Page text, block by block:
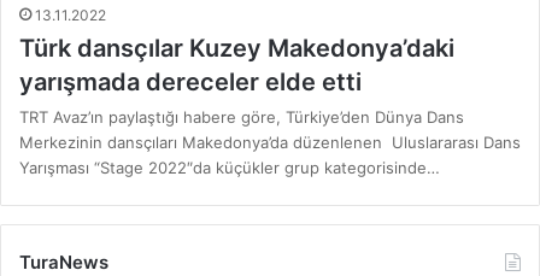
13.11.2022
Türk dansçılar Kuzey Makedonya’daki
yarışmada dereceler elde etti
TRT Avaz’ın paylaştığı habere göre, Türkiye’den Dünya Dans
Merkezinin dansçıları Makedonya’da düzenlenen Uluslararası Dans
Yarışması “Stage 2022″da küçükler grup kategorisinde…
TuraNews